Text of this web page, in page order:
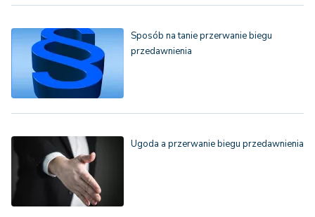
Sposób na tanie przerwanie biegu
przedawnienia
Ugoda a przerwanie biegu przedawnienia